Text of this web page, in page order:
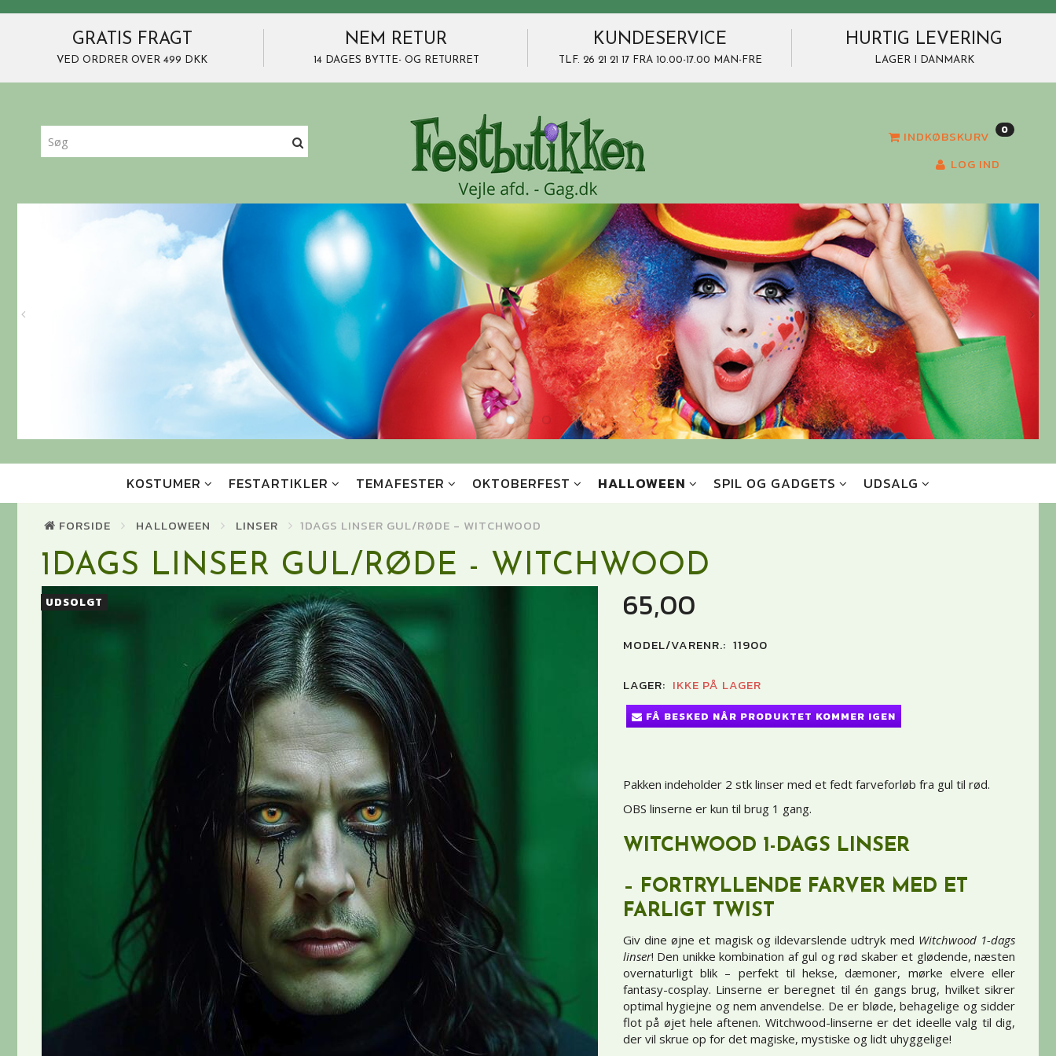
GRATIS FRAGT
VED ORDRER OVER 499 DKK
NEM RETUR
14 DAGES BYTTE- OG RETURRET
KUNDESERVICE
TLF. 26 21 21 17 FRA 10.00-17.00 MAN-FRE
HURTIG LEVERING
LAGER I DANMARK
INDKØBSKURV 0
LOG IND
KOSTUMER FESTARTIKLER TEMAFESTER OKTOBERFEST HALLOWEEN SPIL OG GADGETS UDSALG
FORSIDE HALLOWEEN LINSER 1DAGS LINSER GUL/RØDE - WITCHWOOD
1DAGS LINSER GUL/RØDE - WITCHWOOD
UDSOLGT 65,00
MODEL/VARENR.: 11900
LAGER: IKKE PÅ LAGER
FÅ BESKED NÅR PRODUKTET KOMMER IGEN
Pakken indeholder 2 stk linser med et fedt farveforløb fra gul til rød.
OBS linserne er kun til brug 1 gang.
WITCHWOOD 1-DAGS LINSER
– FORTRYLLENDE FARVER MED ET
FARLIGT TWIST
Giv dine øjne et magisk og ildevarslende udtryk med Witchwood 1-dags
linser! Den unikke kombination af gul og rød skaber et glødende, næsten
overnaturligt blik – perfekt til hekse, dæmoner, mørke elvere eller
fantasy-cosplay. Linserne er beregnet til én gangs brug, hvilket sikrer
optimal hygiejne og nem anvendelse. De er bløde, behagelige og sidder
flot på øjet hele aftenen. Witchwood-linserne er det ideelle valg til dig,
der vil skrue op for det magiske, mystiske og lidt uhyggelige!